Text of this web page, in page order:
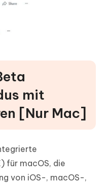
mit
[Nur Mac]
für macOS, die
von iOS-, macOS-,